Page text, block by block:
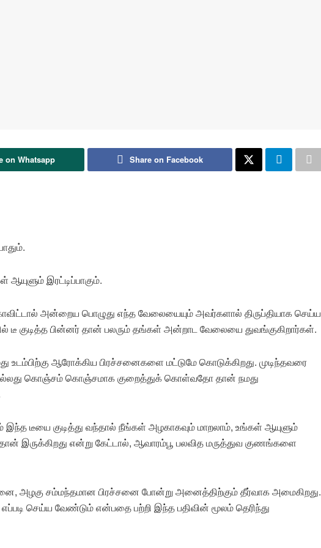
on Whatsapp Share on Facebook
இரட்டிப்பாகும்.
அன்றைய பொழுது எந்த வேலையையும் அவர்களால் திருப்தியாக செய்ய
டீ குடித்த பின்னர் தான் பலரும் தங்கள் அன்றாட வேலையை துவங்குகிறார்கள்.
உடம்பிற்கு ஆரோக்கிய பிரச்சனைகளை மட்டுமே கொடுக்கிறது. முடிந்தவரை
கொஞ்சம் கொஞ்சமாக குறைத்துக் கொள்வதோ தான் நமது
இந்த டீயை குடித்து வந்தால் நீங்கள் அழகாகவும் மாறலாம், உங்கள் ஆயுளும்
இருக்கிறது என்று கேட்டால், ஆவாரம்பூ பலவித மருத்துவ குணங்களை
அழகு சம்மந்தமான பிரச்சனை போன்று அனைத்திற்கும் தீர்வாக அமைகிறது.
செய்ய வேண்டும் என்பதை பற்றி இந்த பதிவின் மூலம் தெரிந்து